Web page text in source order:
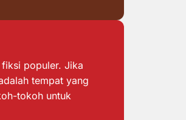
populer. Jika
tempat yang
tokoh untuk